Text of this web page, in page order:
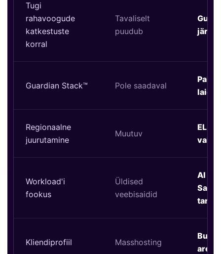
Tugi
rahavoogude
katkestuste
korral
Tavaliselt
puudub
Guardian Stack™ Pole saadaval
Regionaalne
juurutamine
Muutuv
EL,
Workload'i
fookus
Üldised
veebisaidid
AI
Kliendiprofiil Masshosting